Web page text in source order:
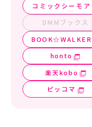
コミックシーモア
DMMブックス
BOOK☆WALKER
honto
楽天kobo
ピッコマ